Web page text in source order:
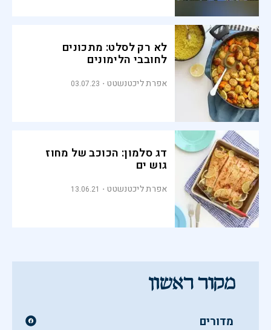
לא רק לסלט: מתכונים
לחובבי הלימונים
אפרת ליכטנשטט 03.07.23
דג סלמון: הכוכב של מחוז
גוש ים
אפרת ליכטנשטט 13.06.21
מדורים